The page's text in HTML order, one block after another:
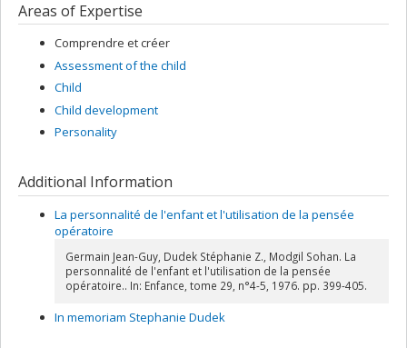
Areas of Expertise
Comprendre et créer
Assessment of the child
Child
Child development
Personality
Additional Information
La personnalité de l'enfant et l'utilisation de la pensée
opératoire
Germain Jean-Guy, Dudek Stéphanie Z., Modgil Sohan. La
personnalité de l'enfant et l'utilisation de la pensée
opératoire.. In: Enfance, tome 29, n°4-5, 1976. pp. 399-405.
In memoriam Stephanie Dudek